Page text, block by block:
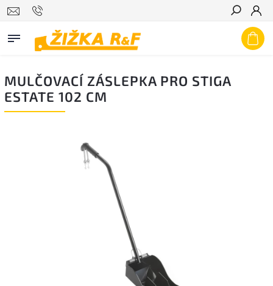
Hledat
MULČOVACÍ ZÁSLEPKA PRO STIGA
ESTATE 102 CM